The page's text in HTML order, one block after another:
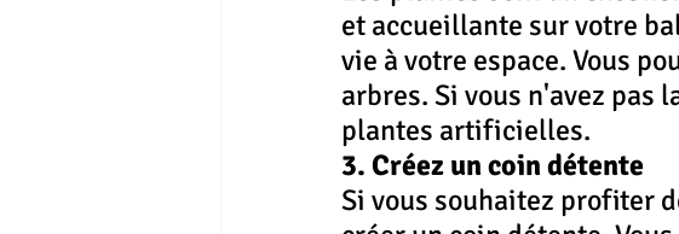
et accueillante sur votre
vie à votre espace. Vous
arbres. Si vous n'avez pas
plantes artificielles.
3. Créez un coin détente
Si vous souhaitez profiter